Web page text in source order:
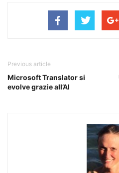
Previous article
Microsoft Translator si
evolve grazie all’AI